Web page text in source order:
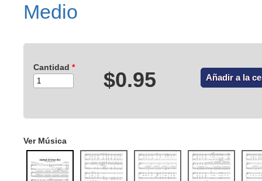
Medio
Cantidad *
$0.95
Ver Música